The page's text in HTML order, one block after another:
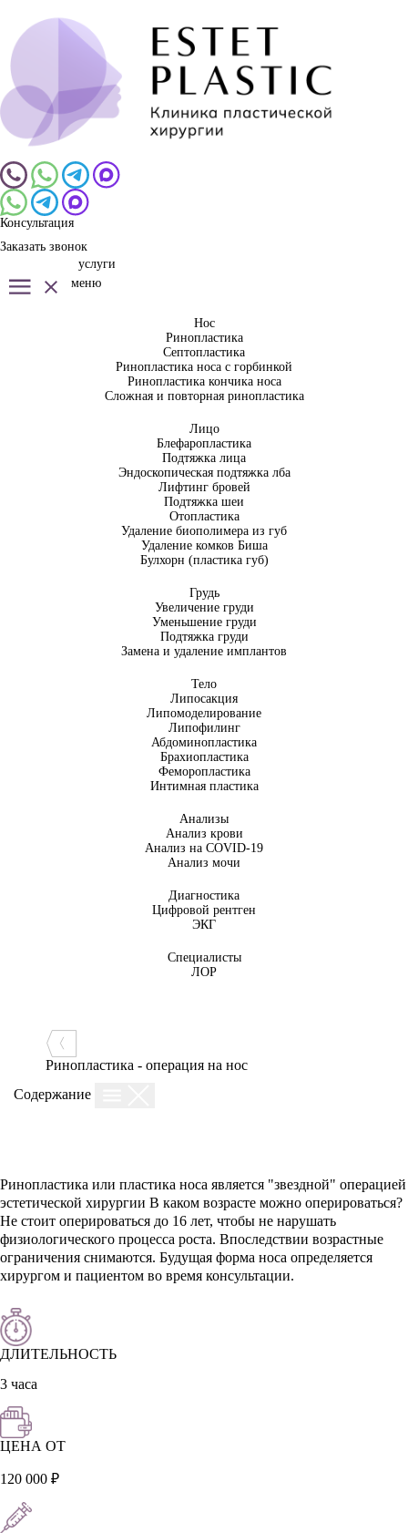
Консультация
Заказать звонок
услуги
меню
Нос
Ринопластика
Септопластика
Ринопластика носа с горбинкой
Ринопластика кончика носа
Сложная и повторная ринопластика
Лицо
Блефаропластика
Подтяжка лица
Эндоскопическая подтяжка лба
Лифтинг бровей
Подтяжка шеи
Отопластика
Удаление биополимера из губ
Удаление комков Биша
Булхорн (пластика губ)
Грудь
Увеличение груди
Уменьшение груди
Подтяжка груди
Замена и удаление имплантов
Тело
Липосакция
Липомоделирование
Липофилинг
Абдоминопластика
Брахиопластика
Феморопластика
Интимная пластика
Анализы
Анализ крови
Анализ на COVID-19
Анализ мочи
Диагностика
Цифровой рентген
ЭКГ
Специалисты
ЛОР
Ринопластика - операция на нос
Содержание
Ринопластика или пластика носа является "звездной" операцией
эстетической хирургии В каком возрасте можно оперироваться?
Не стоит оперироваться до 16 лет, чтобы не нарушать
физиологического процесса роста. Впоследствии возрастные
ограничения снимаются. Будущая форма носа определяется
хирургом и пациентом во время консультации.
ДЛИТЕЛЬНОСТЬ
3 часа
ЦЕНА ОТ
120 000 ₽